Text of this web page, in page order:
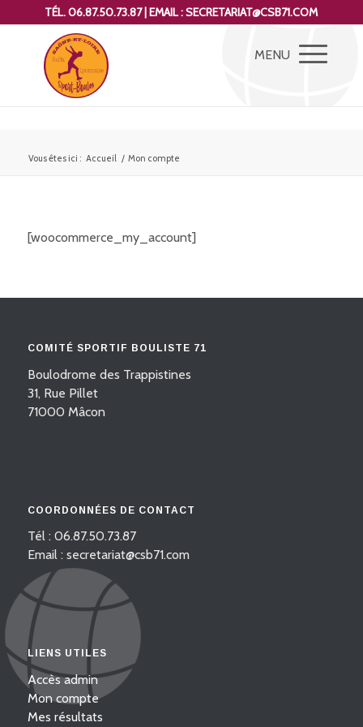
TÉL. 06.87.50.73.87 | EMAIL : SECRETARIAT@CSB71.COM
Vous êtes ici : Accueil / Mon compte
[woocommerce_my_account]
COMITÉ SPORTIF BOULISTE 71
Boulodrome des Trappistines
31, Rue Pillet
71000 Mâcon
COORDONNÉES DE CONTACT
Tél : 06.87.50.73.87
Email : secretariat@csb71.com
LIENS UTILES
Accès admin
Mon compte
Mes résultats